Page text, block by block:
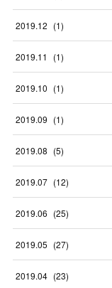
2019.12 (1)
2019.11 (1)
2019.10 (1)
2019.09 (1)
2019.08 (5)
2019.07 (12)
2019.06 (25)
2019.05 (27)
2019.04 (23)